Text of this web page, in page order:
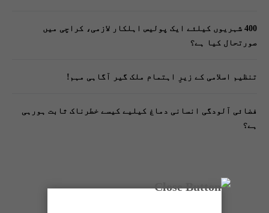
400 شہریوں کیلئے ایک پولیس اہلکار لازمی، کراچی میں
صورتحال کیا ہے؟
تنظیم اسلامی کے زیرِ اہتمام ملک گیر آگاہی مہم!
فضائی آلودگی انسانی دماغ کیلیے کیسے خطرناک ثابت ہورہی
ہے؟